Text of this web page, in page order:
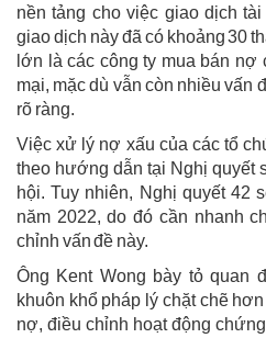
nền tảng cho việc giao dịch
giao dịch này đã có khoảng 30
lớn là các công ty mua bán
mại, mặc dù vẫn còn nhiều vấn
rõ ràng.
Việc xử lý nợ xấu của các tổ
theo hướng dẫn tại Nghị quyết
hội. Tuy nhiên, Nghị quyết 42
năm 2022, do đó cần nhanh
chỉnh vấn đề này.
Ông Kent Wong bày tỏ quan
khuôn khổ pháp lý chặt chẽ
nợ, điều chỉnh hoạt động